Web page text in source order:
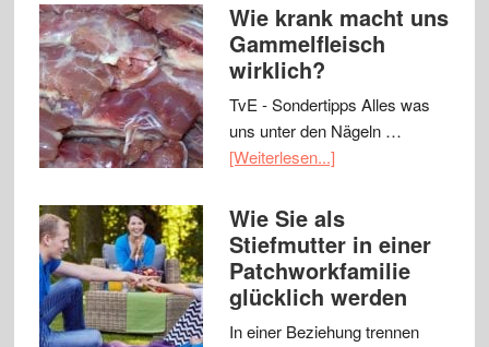
Wie krank macht uns
Gammelfleisch
wirklich?
TvE - Sondertipps Alles was
uns unter den Nägeln …
[Weiterlesen...]
Wie Sie als
Stiefmutter in einer
Patchworkfamilie
glücklich werden
In einer Beziehung trennen